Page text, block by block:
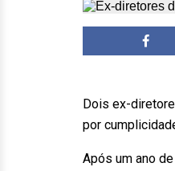
Dois ex-
por
Após um ano